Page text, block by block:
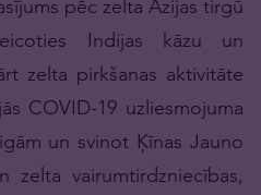
pēc zelta Āzijas tirgū
Indijas kāzu un
zelta pirkšanas aktivitāte
COVID-19 uzliesmojuma
un svinot Ķīnas Jauno
zelta vairumtirdzniecības,